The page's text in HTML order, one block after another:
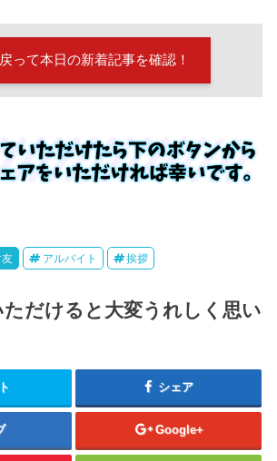
って本日の新着記事を確認！
友 アルバイト 挨拶
だけると大変うれしく思い
シェア
Google+